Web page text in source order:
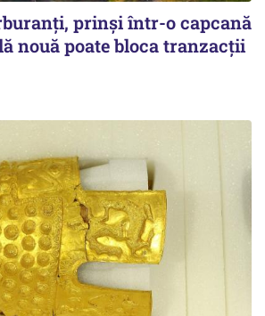
prinși într-o capcană
nouă poate bloca tranzacții